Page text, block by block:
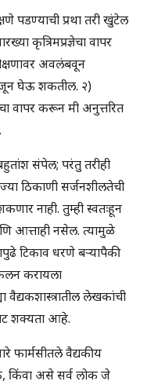
पडण्याची प्रथा तरी खुंटेल
कृत्रिमप्रज्ञेचा वापर
अवलंबवून
घेऊ शकतील. २)
वापर करून मी अनुत्तरित
संपेल; परंतु तरीही
ठिकाणी सर्जनशीलतेची
नाही. तुम्ही स्वतःहून
आत्ताही नसेल. त्यामुळे
टिकाव धरणे बऱ्यापैकी
करायला
लेखकांची
शक्यता आहे.
फार्मसीतले वैद्यकीय
किंवा असे सर्व लोक जे